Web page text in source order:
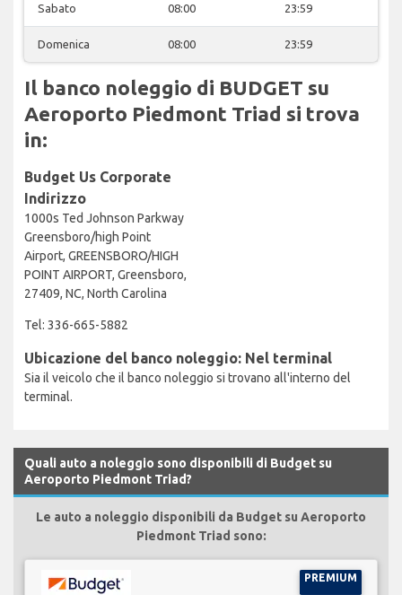
Sabato 08:00 23:59
Domenica 08:00 23:59
Il banco noleggio di BUDGET su
Aeroporto Piedmont Triad si trova
in:
Budget Us Corporate
Indirizzo
1000s Ted Johnson Parkway
Greensboro/high Point
Airport, GREENSBORO/HIGH
POINT AIRPORT, Greensboro,
27409, NC, North Carolina
Tel: 336-665-5882
Ubicazione del banco noleggio: Nel terminal
Sia il veicolo che il banco noleggio si trovano all'interno del
terminal.
Quali auto a noleggio sono disponibili di Budget su
Aeroporto Piedmont Triad?
Le auto a noleggio disponibili da Budget su Aeroporto
Piedmont Triad sono:
PREMIUM